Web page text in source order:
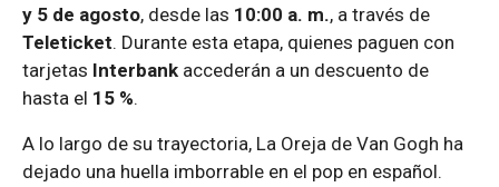
y 5 de agosto, desde las 10:00 a. m., a través de
Teleticket. Durante esta etapa, quienes paguen con
tarjetas Interbank accederán a un descuento de
hasta el 15 %.
A lo largo de su trayectoria, La Oreja de Van Gogh ha
dejado una huella imborrable en el pop en español.